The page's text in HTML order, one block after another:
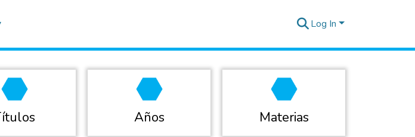
Log In
Años Materias